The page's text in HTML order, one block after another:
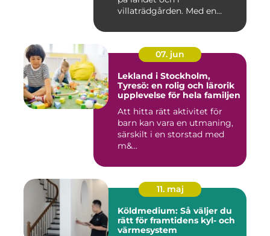
villaträdgården. Med en
07. jun
Lekland i Stockholm,
Tyresö: en rolig och lärorik
upplevelse för hela familjen
Att hitta rätt aktivitet för
barn kan vara en utmaning,
särskilt i en storstad med
m&...
11. maj
Köldmedium: Så väljer du
rätt för framtidens kyl- och
värmesystem